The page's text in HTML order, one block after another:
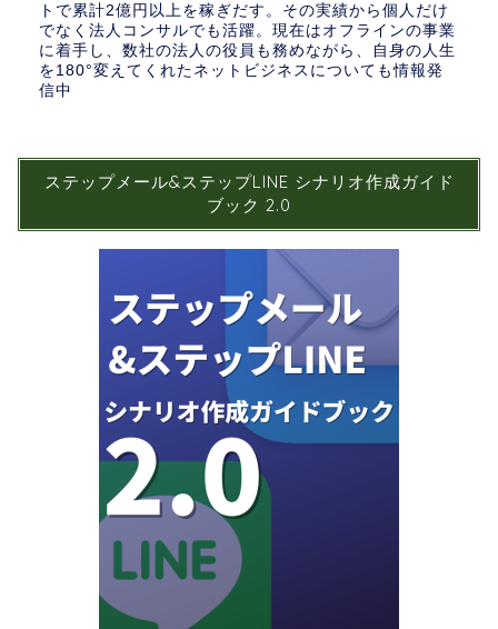
トで累計2億円以上を稼ぎだす。その実績から個人だけ
でなく法人コンサルでも活躍。現在はオフラインの事業
に着手し、数社の法人の役員も務めながら、自身の人生
を180°変えてくれたネットビジネスについても情報発
信中
ステップメール&ステップLINE シナリオ作成ガイド
ブック 2.0